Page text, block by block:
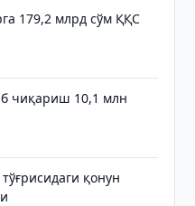
179,2 млрд сўм ҚҚС
чиқариш 10,1 млн
қонун